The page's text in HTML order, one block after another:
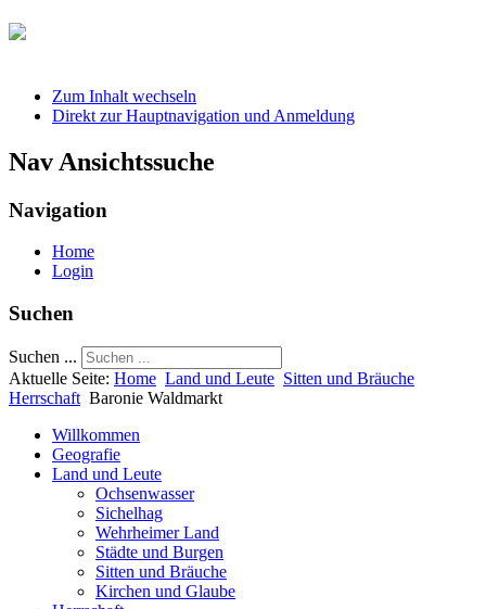
Zum Inhalt wechseln
Direkt zur Hauptnavigation und Anmeldung
Nav Ansichtssuche
Navigation
Home
Login
Suchen
Suchen ...
Aktuelle Seite: Home Land und Leute Sitten und Bräuche
Herrschaft Baronie Waldmarkt
Willkommen
Geografie
Land und Leute
Ochsenwasser
Sichelhag
Wehrheimer Land
Städte und Burgen
Sitten und Bräuche
Kirchen und Glaube